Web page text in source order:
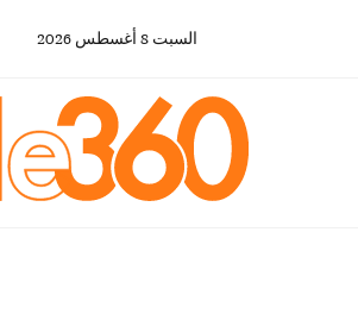
السبت 8 أغسطس 2026